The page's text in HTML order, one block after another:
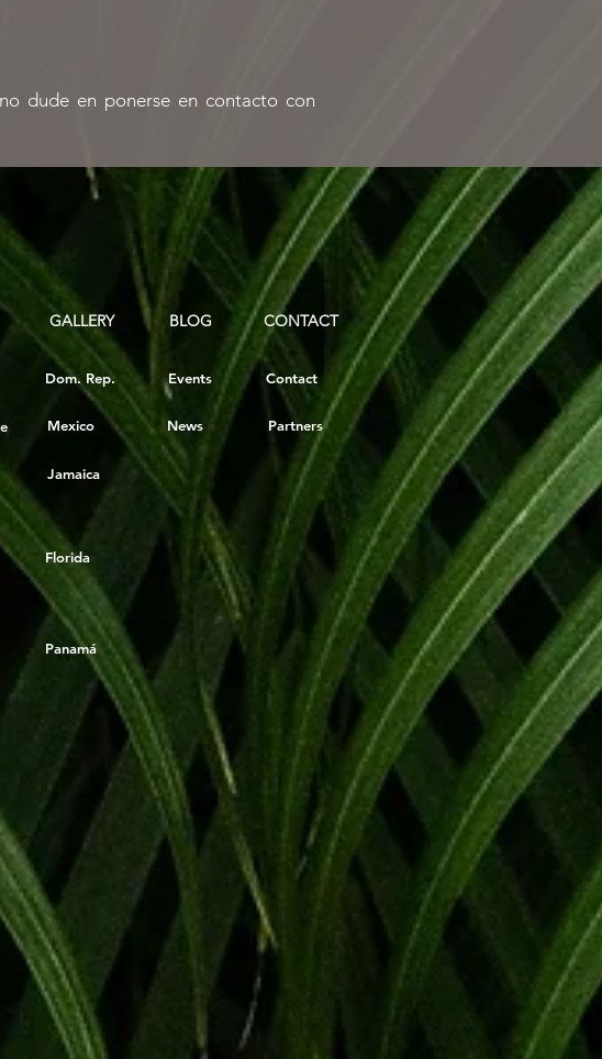
dude en ponerse en contacto con
GALLERY BLOG CONTACT
Dom. Rep. Events Contact
Mexico News Partners
Jamaica
Florida
Panamá